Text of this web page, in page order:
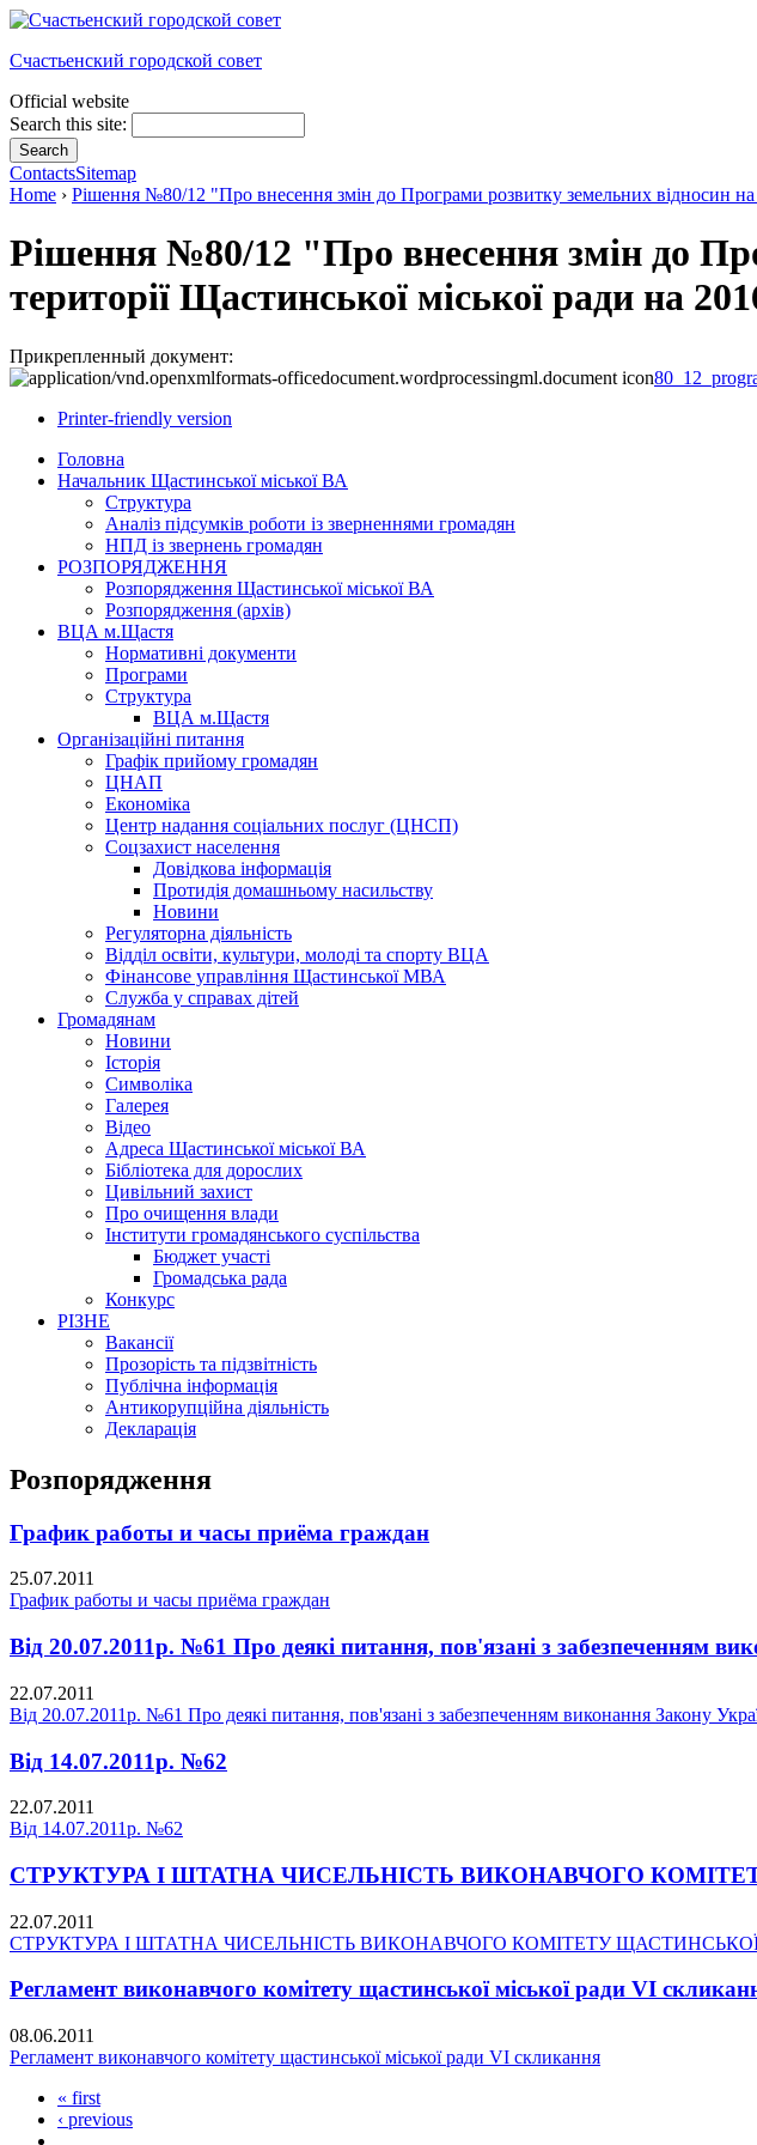
Счастьенский городской совет
Official website
Search this site:
ContactsSitemap
Home › Рішення №80/12 "Про внесення змін до Програми розвитку земельних відносин на
Рішення №80/12 "Про внесення змін до
території Щастинської міської ради на
Прикрепленный документ:
Printer-friendly version
Головна
Начальник Щастинської міської ВА
Структура
Аналіз підсумків роботи із зверненнями громадян
НПД із звернень громадян
РОЗПОРЯДЖЕННЯ
Розпорядження Щастинської міської ВА
Розпорядження (архів)
ВЦА м.Щастя
Нормативні документи
Програми
Структура
ВЦА м.Щастя
Організаційні питання
Графік прийому громадян
ЦНАП
Економіка
Центр надання соціальних послуг (ЦНСП)
Соцзахист населення
Довідкова інформація
Протидія домашньому насильству
Новини
Регуляторна діяльність
Відділ освіти, культури, молоді та спорту ВЦА
Фінансове управління Щастинської МВА
Служба у справах дітей
Громадянам
Новини
Історія
Символіка
Галерея
Відео
Адреса Щастинської міської ВА
Бібліотека для дорослих
Цивільний захист
Про очищення влади
Інститути громадянського суспільства
Бюджет участі
Громадська рада
Конкурс
РІЗНЕ
Вакансії
Прозорість та підзвітність
Публічна інформація
Антикорупційна діяльність
Декларація
Розпорядження
График работы и часы приёма граждан
25.07.2011
График работы и часы приёма граждан
Від 20.07.2011р. №61 Про деякі питання, пов'язані з забезпеченням
22.07.2011
Від 20.07.2011р. №61 Про деякі питання, пов'язані з забезпеченням виконання Закону
Від 14.07.2011р. №62
22.07.2011
Від 14.07.2011р. №62
СТРУКТУРА І ШТАТНА ЧИСЕЛЬНІСТЬ ВИКОНАВЧОГО
22.07.2011
СТРУКТУРА І ШТАТНА ЧИСЕЛЬНІСТЬ ВИКОНАВЧОГО КОМІТЕТУ ЩАСТИНСЬКОЇ
Регламент виконавчого комітету щастинської міської ради VI
08.06.2011
Регламент виконавчого комітету щастинської міської ради VI скликання
« first
‹ previous